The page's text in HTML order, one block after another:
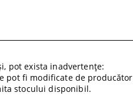
pot exista inadvertențe:
pot fi modificate de producător
stocului disponibil.